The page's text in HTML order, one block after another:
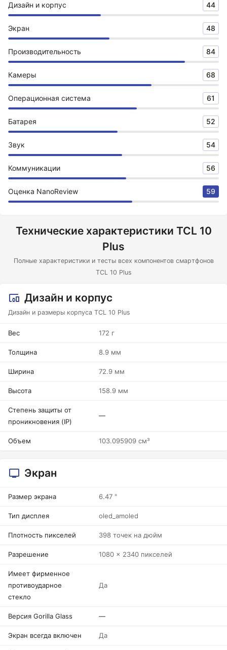
Дизайн и корпус 44
Экран 48
Производительность 84
Камеры 68
Операционная система 61
Батарея 52
Звук 54
Коммуникации 56
Оценка NanoReview 59
Технические характеристики TCL 10
Plus
Полные характеристики и тесты всех компонентов смартфонов
TCL 10 Plus
Дизайн и корпус
Дизайн и размеры корпуса TCL 10 Plus
Вес 172 г
Толщина 8.9 мм
Ширина 72.9 мм
Высота 158.9 мм
Степень защиты от
проникновения (IP)
—
Объем 103.095909 см³
Экран
Размер экрана 6.47 "
Тип дисплея oled_amoled
Плотность пикселей 398 точек на дюйм
Разрешение 1080 x 2340 пикселей
Имеет фирменное
противоударное
стекло
Да
Версия Gorilla Glass —
Экран всегда включен Да